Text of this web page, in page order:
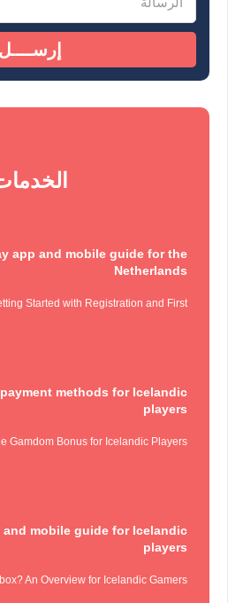
إرســــل
app and mobile guide for the
Netherlands
Started with Registration and First
methods for Icelandic
players
Gamdom Bonus for Icelandic Players
mobile guide for Icelandic
players
An Overview for Icelandic Gamers